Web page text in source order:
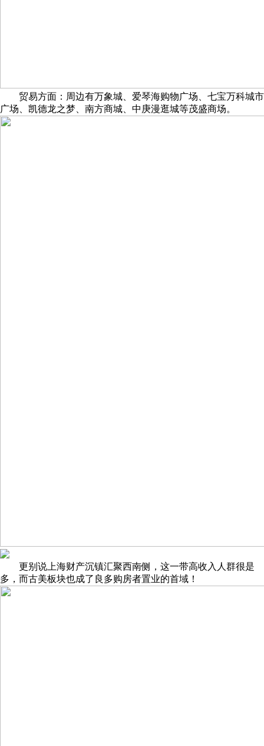
贸易方面：周边有万象城、爱琴海购物广场、七宝万科城市
广场、凯德龙之梦、南方商城、中庚漫逛城等茂盛商场。
更别说上海财产沉镇汇聚西南侧，这一带高收入人群很是
多，而古美板块也成了良多购房者置业的首域！